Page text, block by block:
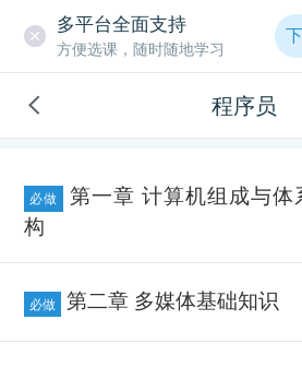
多平台全面支持
方便选课，随时随地学习
程序员
必做
第一章 计算机组成与体
构
必做 第二章 多媒体基础知识